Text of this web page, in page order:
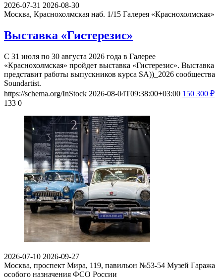
2026-07-31 2026-08-30
Москва, Краснохолмская наб. 1/15 Галерея «Краснохолмская»
Выставка «Гистерезис»
С 31 июля по 30 августа 2026 года в Галерее
«Краснохолмская» пройдет выставка «Гистерезис». Выставка
представит работы выпускников курса SA))_2026 сообщества
Soundartist.
https://schema.org/InStock 2026-08-04T09:38:00+03:00 150 300 ₽
133 0
2026-07-10 2026-09-27
Москва, проспект Мира, 119, павильон №53-54 Музей Гаража
особого назначения ФСО России